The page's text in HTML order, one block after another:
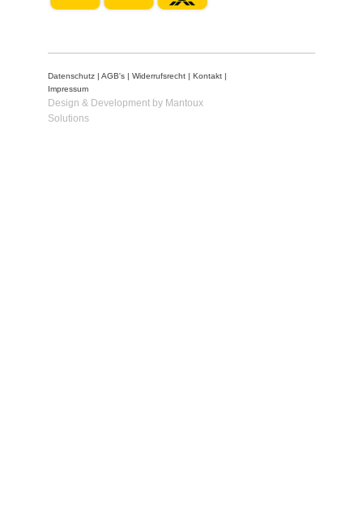
Datenschutz AGB's Widerrufsrecht Kontakt
Impressum
Design & Development by Mantoux
Solutions